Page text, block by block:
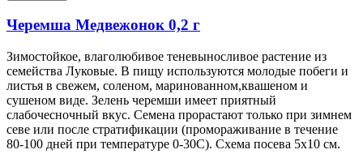
Черемша Медвежонок 0,2 г
Зимостойкое, влаголюбивое теневыносливое растение из
семейства Луковые. В пищу используются молодые побеги и
листья в свежем, соленом, маринованном,квашеном и
сушеном виде. Зелень черемши имеет приятный
слабочесночный вкус. Семена прорастают только при зимнем
севе или после стратификации (промораживание в течение
80-100 дней при температуре 0-30С). Схема посева 5х10 см.